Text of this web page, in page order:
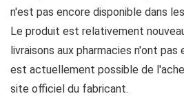
n'est pas encore disponible dans
Le produit est relativement
livraisons aux pharmacies n'ont
est actuellement possible de
site officiel du fabricant.